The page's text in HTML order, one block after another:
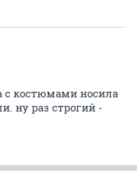
с костюмами носила
ну раз строгий -